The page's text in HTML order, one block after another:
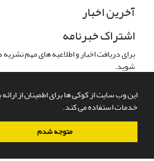
این وب سایت از کوکی ها برای اطمینان از
خدمات استفاده می کند.
متوجه شدم
آخرین اخبار
اشتراک خبرنامه
برای دریافت اخبار و اطلاعیه های مهم
شوید.
سامانه مدیریت نشریات علمی.طراحی و